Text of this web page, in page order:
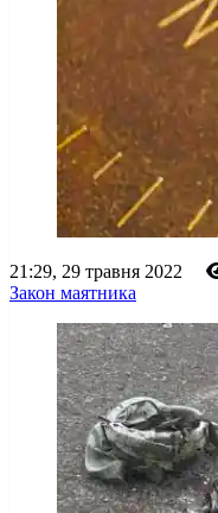
21:29, 29 травня 2022
Закон маятника